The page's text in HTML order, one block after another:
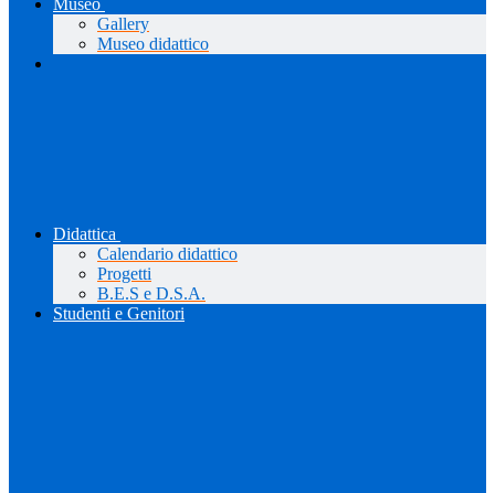
Museo
Gallery
Museo didattico
Didattica
Calendario didattico
Progetti
B.E.S e D.S.A.
Studenti e Genitori